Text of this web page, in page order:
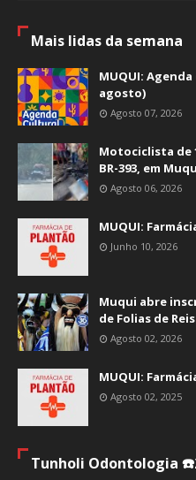
Mais lidas da semana
MUQUI: Agenda
agosto)
Agosto 07, 2026
Motociclista de
BR-393, em
Agosto 06, 2026
MUQUI:
Junho 10, 2026
Muqui abre
de Folias de Reis
Agosto 02, 2026
MUQUI:
Agosto 02, 2025
Tunholi Odontologia